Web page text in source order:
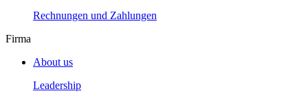
Rechnungen und Zahlungen
Firma
About us
Leadership